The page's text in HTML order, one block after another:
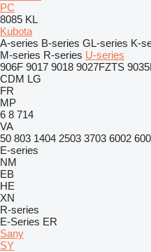
PC
8085 KL
Kubota
A-series B-series GL-series K-
M-series R-series U-series
906F 9017 9018 9027FZTS
CDM LG
FR
MP
6 8 714
VA
50 803 1404 2503 3703 6002
E-series
NM
EB
HE
XN
R-series
E-Series ER
Sany
SY